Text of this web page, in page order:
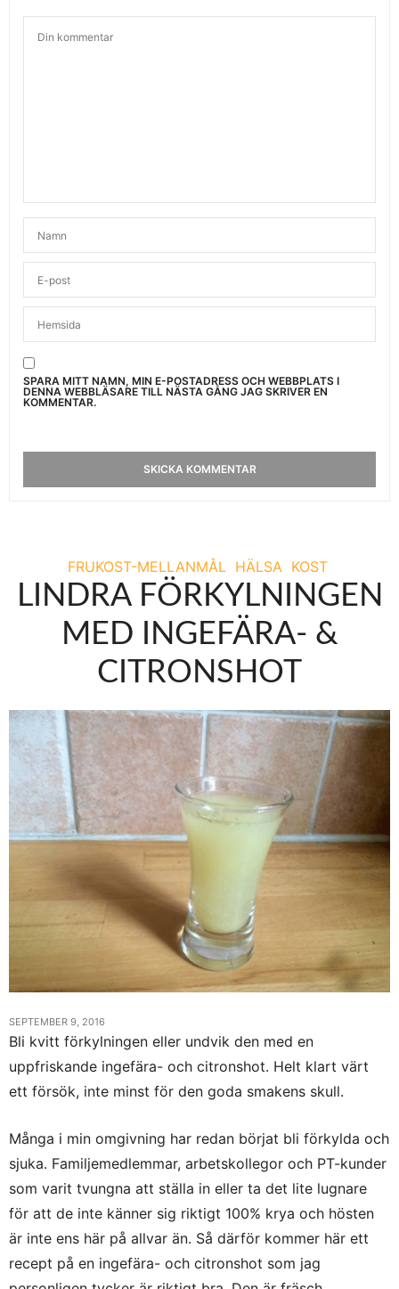
SPARA MITT NAMN, MIN E-POSTADRESS OCH WEBBPLATS I
DENNA WEBBLÄSARE TILL NÄSTA GÅNG JAG SKRIVER EN
KOMMENTAR.
FRUKOST-MELLANMÅL HÄLSA KOST
LINDRA FÖRKYLNINGEN
MED INGEFÄRA- &
CITRONSHOT
SEPTEMBER 9, 2016
Bli kvitt förkylningen eller undvik den med en
uppfriskande ingefära- och citronshot. Helt klart värt
ett försök, inte minst för den goda smakens skull.
Många i min omgivning har redan börjat bli förkylda och
sjuka. Familjemedlemmar, arbetskollegor och PT-kunder
som varit tvungna att ställa in eller ta det lite lugnare
för att de inte känner sig riktigt 100% krya och hösten
är inte ens här på allvar än. Så därför kommer här ett
recept på en ingefära- och citronshot som jag